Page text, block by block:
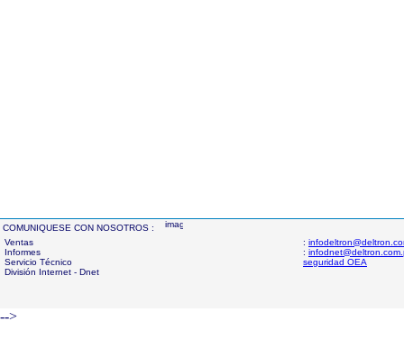
COMUNIQUESE CON NOSOTROS :
Ventas
Informes
Servicio Técnico
División Internet - Dnet
:
:
seguridad OEA
-->